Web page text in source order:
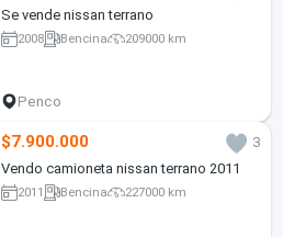
Se vende nissan terrano
2008 Bencina 209000 km
Penco
$7.900.000
3
Vendo camioneta nissan terrano 2011
2011 Bencina 227000 km